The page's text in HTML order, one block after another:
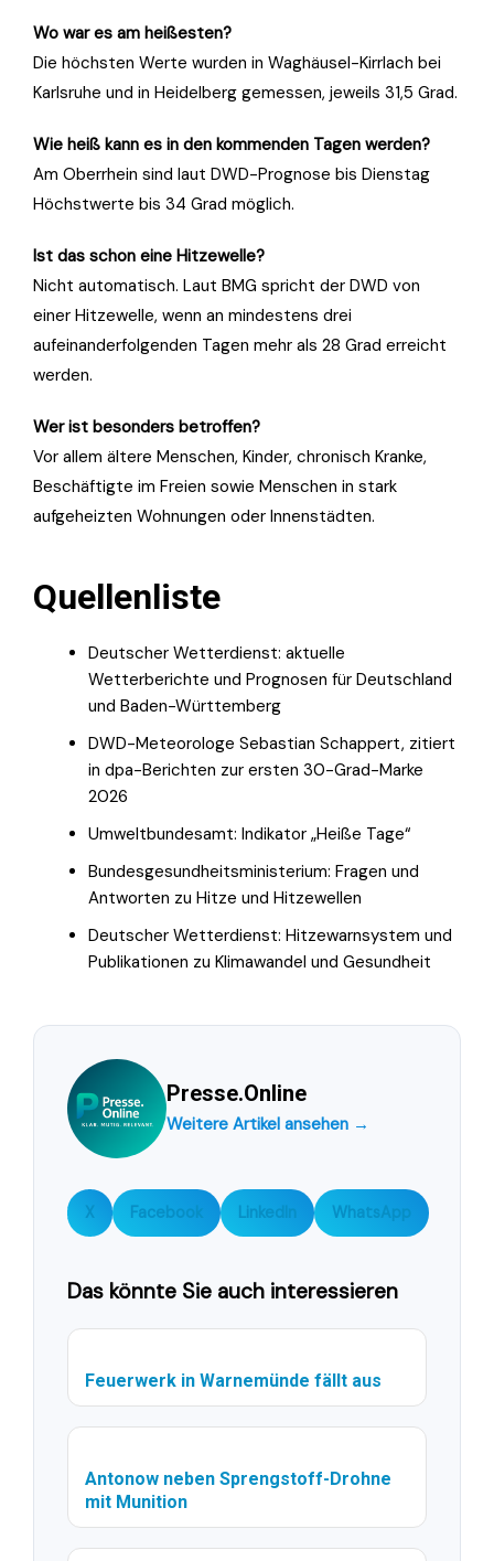
Wo war es am heißesten?
Die höchsten Werte wurden in Waghäusel-Kirrlach bei
Karlsruhe und in Heidelberg gemessen, jeweils 31,5 Grad.
Wie heiß kann es in den kommenden Tagen werden?
Am Oberrhein sind laut DWD-Prognose bis Dienstag
Höchstwerte bis 34 Grad möglich.
Ist das schon eine Hitzewelle?
Nicht automatisch. Laut BMG spricht der DWD von
einer Hitzewelle, wenn an mindestens drei
aufeinanderfolgenden Tagen mehr als 28 Grad erreicht
werden.
Wer ist besonders betroffen?
Vor allem ältere Menschen, Kinder, chronisch Kranke,
Beschäftigte im Freien sowie Menschen in stark
aufgeheizten Wohnungen oder Innenstädten.
Quellenliste
Deutscher Wetterdienst: aktuelle
Wetterberichte und Prognosen für Deutschland
und Baden-Württemberg
DWD-Meteorologe Sebastian Schappert, zitiert
in dpa-Berichten zur ersten 30-Grad-Marke
2026
Umweltbundesamt: Indikator „Heiße Tage“
Bundesgesundheitsministerium: Fragen und
Antworten zu Hitze und Hitzewellen
Deutscher Wetterdienst: Hitzewarnsystem und
Publikationen zu Klimawandel und Gesundheit
Presse.Online
Weitere Artikel ansehen →
X Facebook LinkedIn WhatsApp
Das könnte Sie auch interessieren
Feuerwerk in Warnemünde fällt aus
Antonow neben Sprengstoff-Drohne
mit Munition